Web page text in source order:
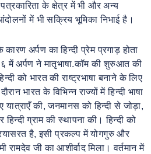
के क्षेत्र में भी और अन्य
में भी सक्रिय भूमिका निभाई है।
अर्पण का हिन्दी प्रेम प्रगाड़ होता
में अर्पण ने मातृभाषा.कॉम की शुरुआत की
को भारत की राष्ट्रभाषा बनाने के लिए
भारत के विभिन्न राज्यों में हिन्दी भाषा
की, जनमानस को हिन्दी से जोड़ा,
ग्राम की स्थापना की। हिन्दी को
है, इसी प्रकल्प में योगगुरु और
रामदेव जी का आशीर्वाद मिला। वर्तमान में